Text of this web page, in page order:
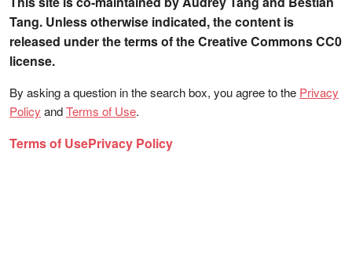
Tang. Unless otherwise indicated, the content is
released under the terms of the Creative Commons CC0
license.
By asking a question in the search box, you agree to the Privacy
Policy andTerms of Use.
Terms of UsePrivacy Policy